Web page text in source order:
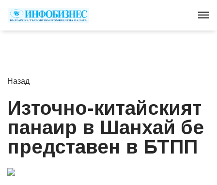
Назад
Източно-китайският
панаир в Шанхай бе
представен в БТПП